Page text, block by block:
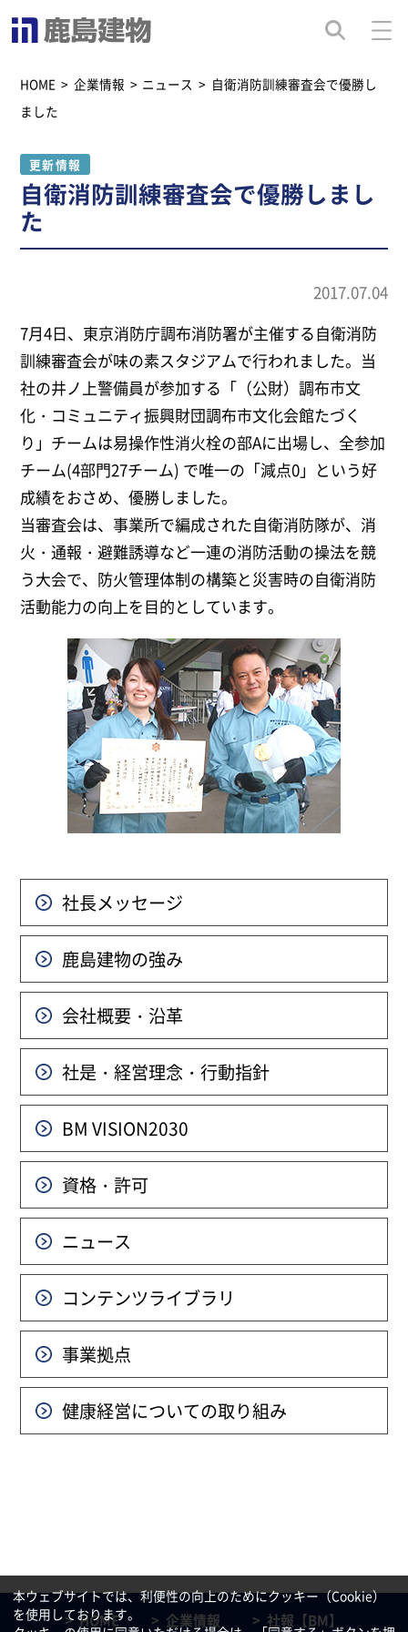
HOME > 企業情報 > ニュース > 自衛消防訓練審査会で優勝し
ました
更新情報
自衛消防訓練審査会で優勝しまし
た
2017.07.04
7月4日、東京消防庁調布消防署が主催する自衛消防
訓練審査会が味の素スタジアムで行われました。当
社の井ノ上警備員が参加する「（公財）調布市文
化・コミュニティ振興財団調布市文化会館たづく
り」チームは易操作性消火栓の部Aに出場し、全参加
チーム(4部門27チーム) で唯一の「減点0」という好
成績をおさめ、優勝しました。
当審査会は、事業所で編成された自衛消防隊が、消
火・通報・避難誘導など一連の消防活動の操法を競
う大会で、防火管理体制の構築と災害時の自衛消防
活動能力の向上を目的としています。
社長メッセージ
鹿島建物の強み
会社概要・沿革
社是・経営理念・行動指針
BM VISION2030
資格・許可
ニュース
コンテンツライブラリ
事業拠点
健康経営についての取り組み
HOME 企業情報 社報【BM】
本ウェブサイトでは、利便性の向上のためにクッキー（Cookie）
を使用しております。